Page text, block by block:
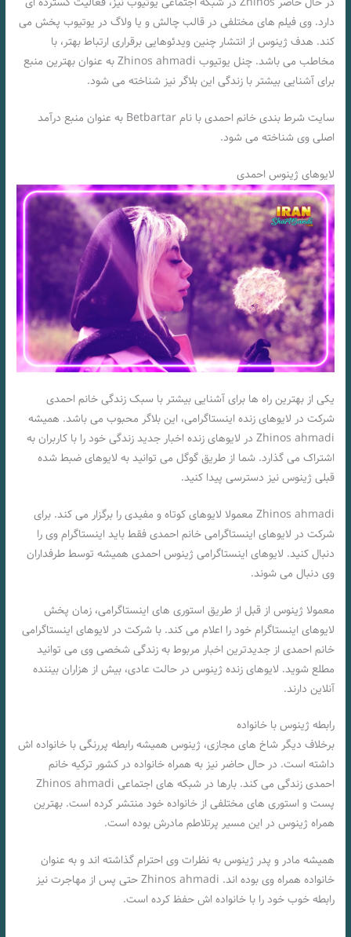
دارد. وی فیلم های مختلفی در قالب چالش و یا ولاگ در یوتیوب پخش می
کند. هدف ژینوس از انتشار چنین ویدئوهایی برقراری ارتباط بهتر، با
مخاطب می باشد. چنل یوتیوب Zhinos ahmadi به عنوان بهترین منبع
برای آشنایی بیشتر با زندگی این بلاگر نیز شناخته می شود.
سایت شرط بندی خانم احمدی با نام Betbartar به عنوان منبع درآمد
اصلی وی شناخته می شود.
لایوهای ژینوس احمدی
یکی از بهترین راه ها برای آشنایی بیشتر با سبک زندگی خانم احمدی
شرکت در لایوهای زنده اینستاگرامی، این بلاگر محبوب می باشد. همیشه
Zhinos ahmadi در لایوهای زنده اخبار جدید زندگی خود را با کاربران به
اشتراک می گذارد. شما از طریق گوگل می توانید به لایوهای ضبط شده
قبلی ژینوس نیز دسترسی پیدا کنید.
Zhinos ahmadi معمولا لایوهای کوتاه و مفیدی را برگزار می کند. برای
شرکت در لایوهای اینستاگرامی خانم احمدی فقط باید اینستاگرام وی را
دنبال کنید. لایوهای اینستاگرامی ژینوس احمدی همیشه توسط طرفداران
وی دنبال می شوند.
معمولا ژینوس از قبل از طریق استوری های اینستاگرامی، زمان پخش
لایوهای اینستاگرام خود را اعلام می کند. با شرکت در لایوهای اینستاگرامی
خانم احمدی از جدیدترین اخبار مربوط به زندگی شخصی وی می توانید
مطلع شوید. لایوهای زنده ژینوس در حالت عادی، بیش از هزاران بیننده
آنلاین دارند.
رابطه ژینوس با خانواده
برخلاف دیگر شاخ های مجازی، ژینوس همیشه رابطه پررنگی با خانواده اش
داشته است. در حال حاضر نیز به همراه خانواده در کشور ترکیه خانم
احمدی زندگی می کند. بارها در شبکه های اجتماعی Zhinos ahmadi
پست و استوری های مختلفی از خانواده خود منتشر کرده است. بهترین
همراه ژینوس در این مسیر پرتلاطم مادرش بوده است.
همیشه مادر و پدر ژینوس به نظرات وی احترام گذاشته اند و به عنوان
خانواده همراه وی بوده اند. Zhinos ahmadi حتی پس از مهاجرت نیز
رابطه خوب خود را با خانواده اش حفظ کرده است.